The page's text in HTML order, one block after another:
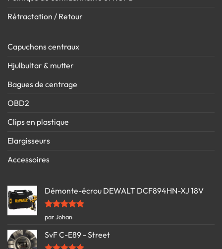
Rétractation / Retour
Capuchons centraux
Hjulbultar & mutter
Bagues de centrage
OBD2
Clips en plastique
Elargisseurs
Accessoires
Démonte-écrou DEWALT DCF894HN-XJ 18V
Note5sur
5
par Johan
SvF C-E89 - Street